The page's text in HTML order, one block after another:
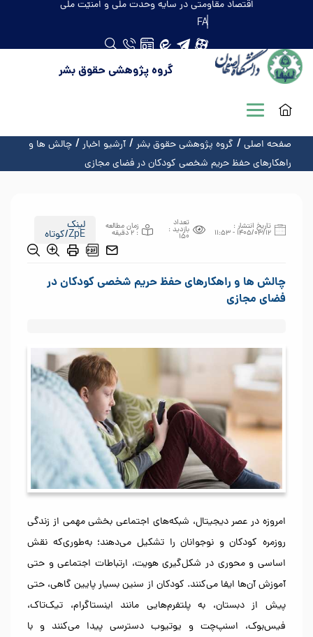
اقتصاد مقاومتی در سایه وحدت ملّی و امنیّت ملّی
FA
گروه پژوهشی حقوق بشر
صفحه اصلی گروه پژوهشی حقوق بشر آرشیو اخبار
چالش ها و
راهکارهای حفظ حریم شخصی کودکان در فضای مجازی
تاریخ انتشار :
1405/03/12 - 11:53
تعداد
بازدید :
150
زمان مطالعه
: 2 دقیقه
لینک
کوتاه/ZpE
چالش ها و راهکارهای حفظ حریم شخصی کودکان در
فضای مجازی
امروزه در عصر دیجیتال، شبکه‌های اجتماعی بخشی مهمی از زندگی
روزمره کودکان و نوجوانان را تشکیل می‌دهند؛ به‌طوری‌که نقش
اساسی و محوری در شکل‌گیری هویت، ارتباطات اجتماعی و حتی
آموزش آن‌ها ایفا می‌کنند. کودکان از سنین بسیار پایین گاهی، حتی
پیش از دبستان، به پلتفرم‌هایی مانند اینستاگرام، تیک‌تاک،
فیس‌بوک، اسنپ‌چت و یوتیوب دسترسی پیدا می‌کنند و با